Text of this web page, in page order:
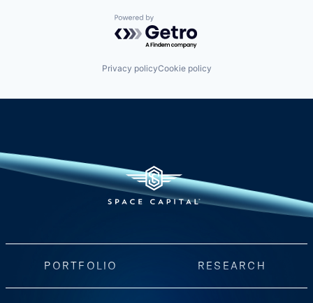
Powered by Getro.com
Privacy policyCookie policy
PORTFOLIO RESEARCH